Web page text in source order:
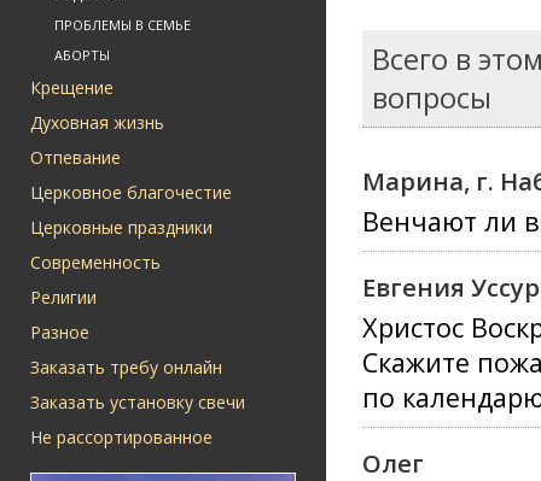
ПРОБЛЕМЫ В СЕМЬЕ
АБОРТЫ
Крещение
Духовная жизнь
Отпевание
Церковное благочестие
Церковные праздники
Современность
Религии
Разное
Заказать требу онлайн
Заказать установку свечи
Не рассортированное
Всего в
вопросы
Марина, г.
Венчают ли
Евгения
Христос
Скажите
по
Олег